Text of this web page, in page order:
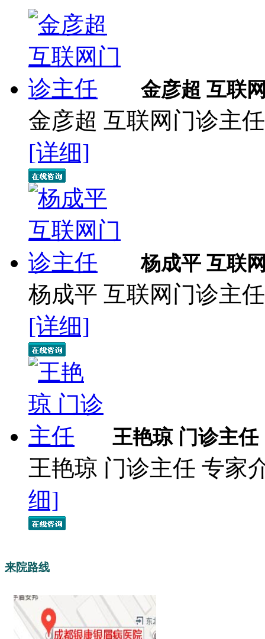
金彦超 互联
金彦超 互联网门诊主
[详细]
杨成平 互联
杨成平 互联网门诊主
[详细]
王艳琼 门诊主任
王艳琼 门诊主任 专家
细]
来院路线